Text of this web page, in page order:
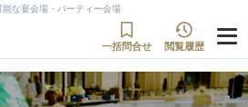
能な宴会場・パーティー会場
一括問合せ 閲覧履歴